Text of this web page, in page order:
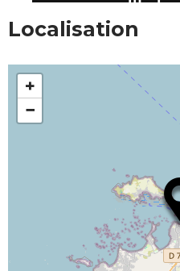
Localisation
+
−